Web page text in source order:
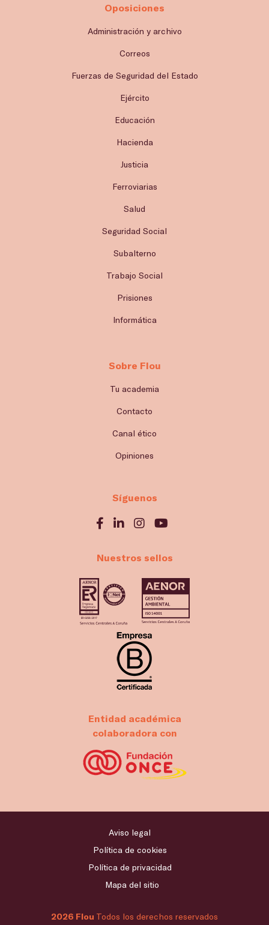
Oposiciones
Administración y archivo
Correos
Fuerzas de Seguridad del Estado
Ejército
Educación
Hacienda
Justicia
Ferroviarias
Salud
Seguridad Social
Subalterno
Trabajo Social
Prisiones
Informática
Sobre Flou
Tu academia
Contacto
Canal ético
Opiniones
Síguenos
Nuestros sellos
Entidad académica
colaboradora con
2026 Flou Todos los derechos reservados
Aviso legal
Política de cookies
Política de privacidad
Mapa del sitio